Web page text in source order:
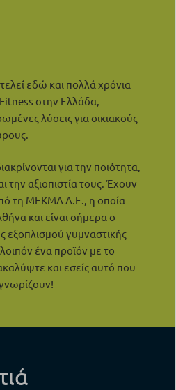
εδώ και πολλά χρόνια
στην Ελλάδα,
λύσεις για οικιακούς
για την ποιότητα,
την αξιοπιστία τους. Έχουν
τη ΜΕΚΜΑ Α.Ε., η οποία
και είναι σήμερα o
γυμναστικής
ένα προϊόν με το
και εσείς αυτό που